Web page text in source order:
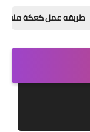
كعكة ملفوفة بالعسل